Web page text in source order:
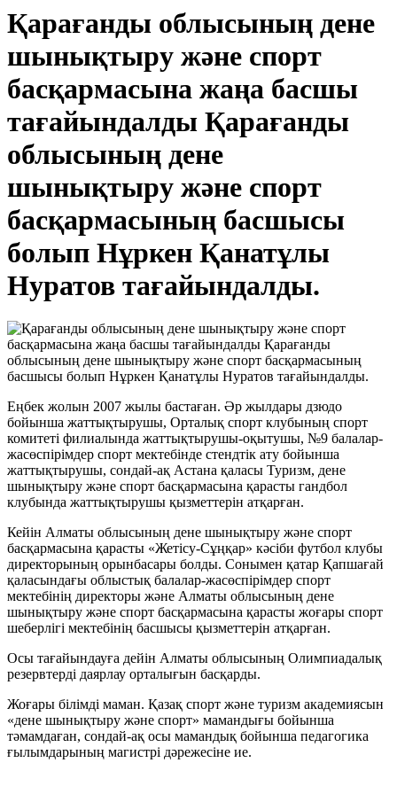
Қарағанды облысының дене
шынықтыру және спорт
басқармасына жаңа басшы
тағайындалды Қарағанды
облысының дене
шынықтыру және спорт
басқармасының басшысы
болып Нұркен Қанатұлы
Нуратов тағайындалды.
Еңбек жолын 2007 жылы бастаған. Әр жылдары дзюдо
бойынша жаттықтырушы, Орталық спорт клубының спорт
комитеті филиалында жаттықтырушы-оқытушы, №9 балалар-
жасөспірімдер спорт мектебінде стендтік ату бойынша
жаттықтырушы, сондай-ақ Астана қаласы Туризм, дене
шынықтыру және спорт басқармасына қарасты гандбол
клубында жаттықтырушы қызметтерін атқарған.
Кейін Алматы облысының дене шынықтыру және спорт
басқармасына қарасты «Жетісу-Сұңқар» кәсіби футбол клубы
директорының орынбасары болды. Сонымен қатар Қапшағай
қаласындағы облыстық балалар-жасөспірімдер спорт
мектебінің директоры және Алматы облысының дене
шынықтыру және спорт басқармасына қарасты жоғары спорт
шеберлігі мектебінің басшысы қызметтерін атқарған.
Осы тағайындауға дейін Алматы облысының Олимпиадалық
резервтерді даярлау орталығын басқарды.
Жоғары білімді маман. Қазақ спорт және туризм академиясын
«дене шынықтыру және спорт» мамандығы бойынша
тәмамдаған, сондай-ақ осы мамандық бойынша педагогика
ғылымдарының магистрі дәрежесіне ие.